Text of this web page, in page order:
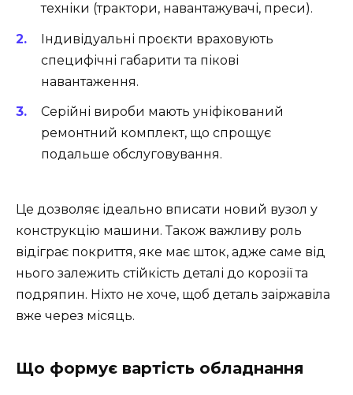
техніки (трактори, навантажувачі, преси).
Індивідуальні проєкти враховують
специфічні габарити та пікові
навантаження.
Серійні вироби мають уніфікований
ремонтний комплект, що спрощує
подальше обслуговування.
Це дозволяє ідеально вписати новий вузол у
конструкцію машини. Також важливу роль
відіграє покриття, яке має шток, адже саме від
нього залежить стійкість деталі до корозії та
подряпин. Ніхто не хоче, щоб деталь заіржавіла
вже через місяць.
Що формує вартість обладнання